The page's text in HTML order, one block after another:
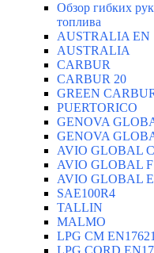
Обзор гибких
топлива
AUSTRALIA EN
AUSTRALIA
CARBUR
CARBUR 20
GREEN
PUERTORICO
GENOVA
GENOVA
AVIO GLOBAL C
AVIO GLOBAL F
AVIO GLOBAL E
SAE100R4
TALLIN
MALMO
LPG CM
LPG CORD